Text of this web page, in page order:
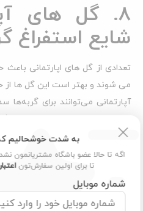
8. گل های
شایع استفراغ
تعدادی از گل های اپارتمانی
می شوند و بهتر است این گل ها از
آپارتمانی می‌توانند برای
خوردن، باعث علائمی مانند
جدی‌تر شوند. در
بررسی می کنیم:
لیلیوم(Lilium spp.)
گربه‌هاست. حتی مقدار کمی
به شدت خوشحالیم
اگه تا حالا عضو باشگاه مشتریانمون
تا برای اولین سفارش‌تون
شماره موبایل